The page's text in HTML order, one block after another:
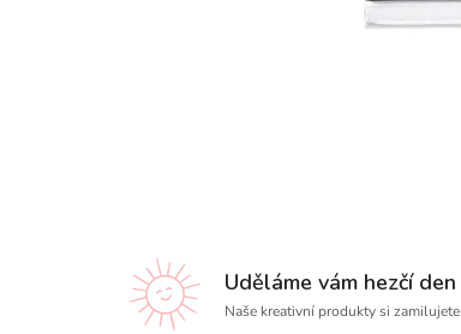
Uděláme vám hezčí den
Naše kreativní produkty si zamilujete